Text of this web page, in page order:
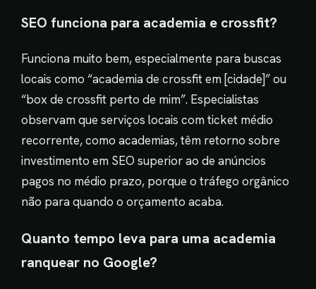
SEO funciona para academia e crossfit?
Funciona muito bem, especialmente para buscas
locais como “academia de crossfit em [cidade]” ou
“box de crossfit perto de mim”. Especialistas
observam que serviços locais com ticket médio
recorrente, como academias, têm retorno sobre
investimento em SEO superior ao de anúncios
pagos no médio prazo, porque o tráfego orgânico
não para quando o orçamento acaba.
Quanto tempo leva para uma academia
ranquear no Google?